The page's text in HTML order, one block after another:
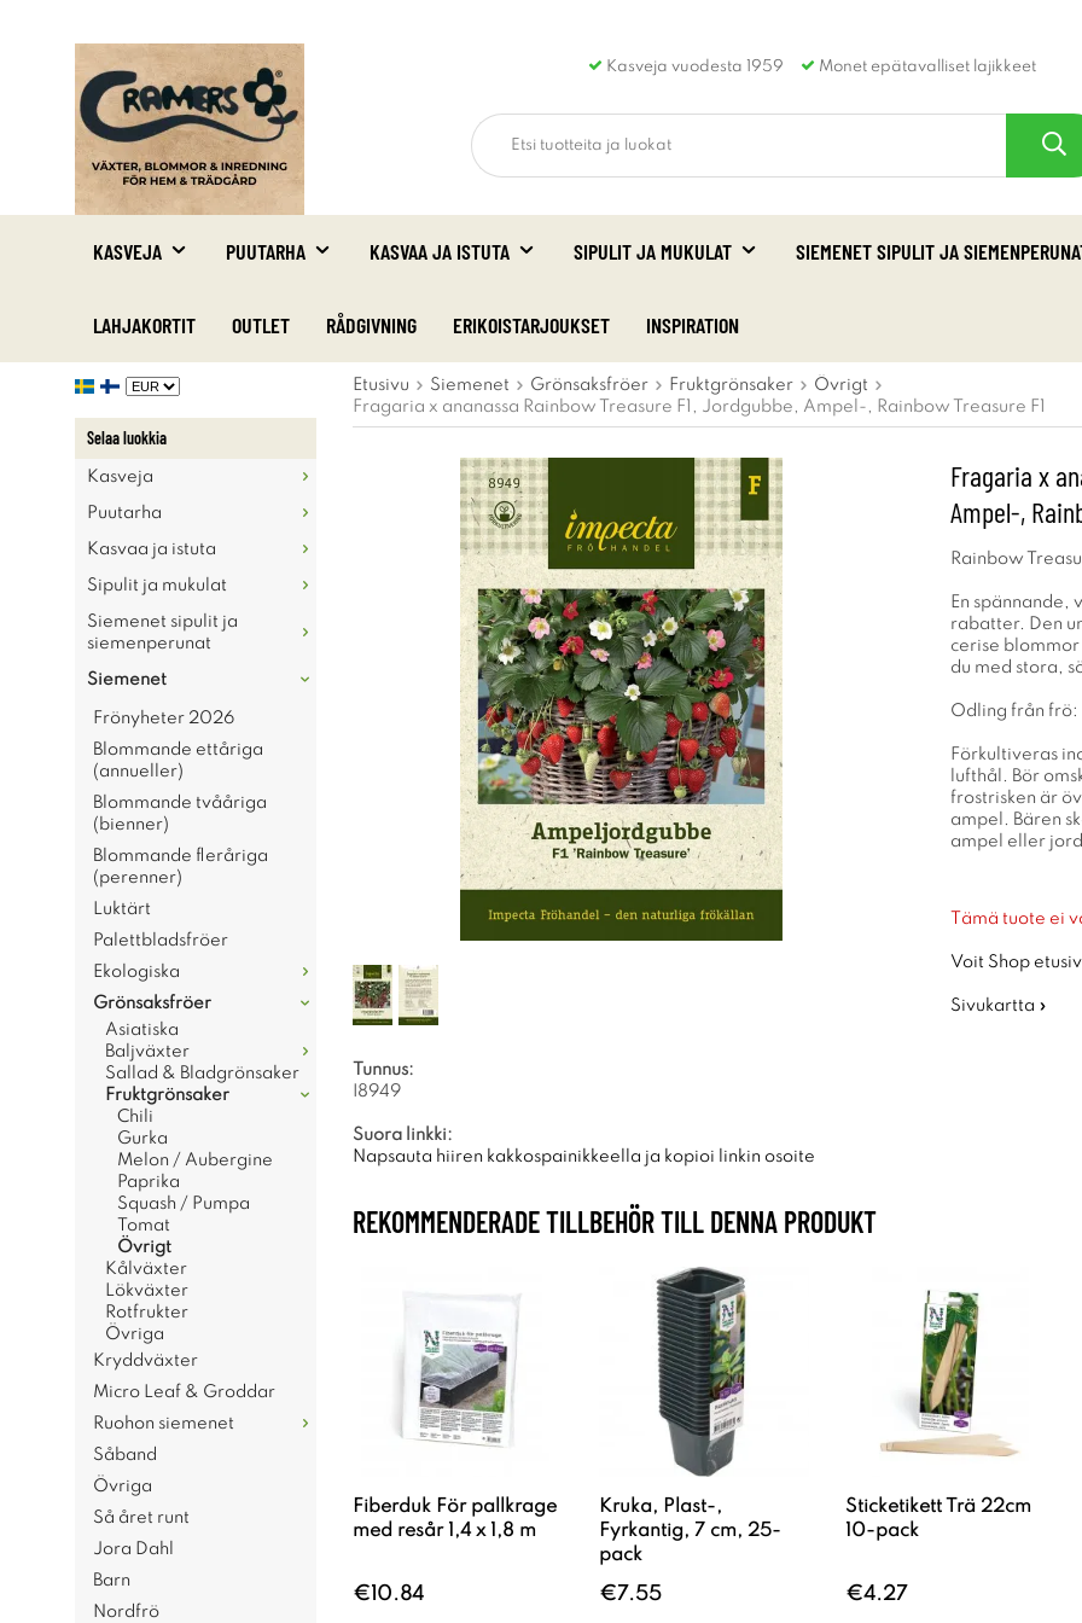
Kasveja vuodesta 1959 Monet epätavalliset lajikkeet
KASVEJA PUUTARHA KASVAA JA ISTUTA SIPULIT JA MUKULAT SIEMENET SIPULIT JA
LAHJAKORTIT OUTLET RÅDGIVNING ERIKOISTARJOUKSET INSPIRATION
Selaa luokkia
Kasveja
Puutarha
Kasvaa ja istuta
Sipulit ja mukulat
Siemenet sipulit ja
siemenperunat
Siemenet
Frönyheter 2026
Blommande ettåriga
(annueller)
Blommande tvååriga
(bienner)
Blommande fleråriga
(perenner)
Luktärt
Palettbladsfröer
Ekologiska
Grönsaksfröer
Asiatiska
Baljväxter
Sallad & Bladgrönsaker
Fruktgrönsaker
Chili
Gurka
Melon / Aubergine
Paprika
Squash / Pumpa
Tomat
Övrigt
Kålväxter
Lökväxter
Rotfrukter
Övriga
Kryddväxter
Micro Leaf & Groddar
Ruohon siemenet
Såband
Övriga
Så året runt
Jora Dahl
Barn
Nordfrö
Etusivu Siemenet Grönsaksfröer Fruktgrönsaker
Övrigt
Fragaria x ananassa Rainbow Treasure F1, Jordgubbe, Ampel-, Rainbow Treasure F1
Fragaria x
Ampel-,
Rainbow
En
rabatter. Den
cerise
du med stora,
Odling från frö:
Förkultiveras
lufthål. Bör
frostrisken är
ampel. Bären
ampel eller
Tämä tuote ei
Voit Shop
Sivukartta »
Tunnus:
I8949
Suora linkki:
Napsauta hiiren kakkospainikkeella ja kopioi linkin osoite
REKOMMENDERADE TILLBEHÖR TILL DENNA PRODUKT
Fiberduk För pallkrage
med resår 1,4 x 1,8 m
€10.84
Kruka, Plast-,
Fyrkantig, 7 cm, 25-
pack
€7.55
Sticketikett Trä 22cm
10-pack
€4.27